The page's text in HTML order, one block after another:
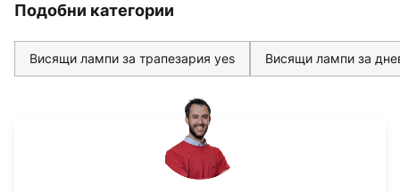
Подобни категории
Висящи лампи за трапезария yes Висящи лампи за